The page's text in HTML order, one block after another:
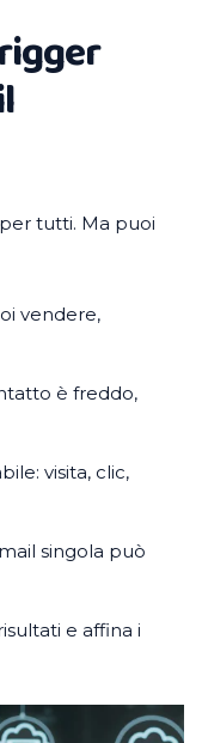
tutti. Ma puoi
vendere,
è freddo,
visita, clic,
singola può
e affina i